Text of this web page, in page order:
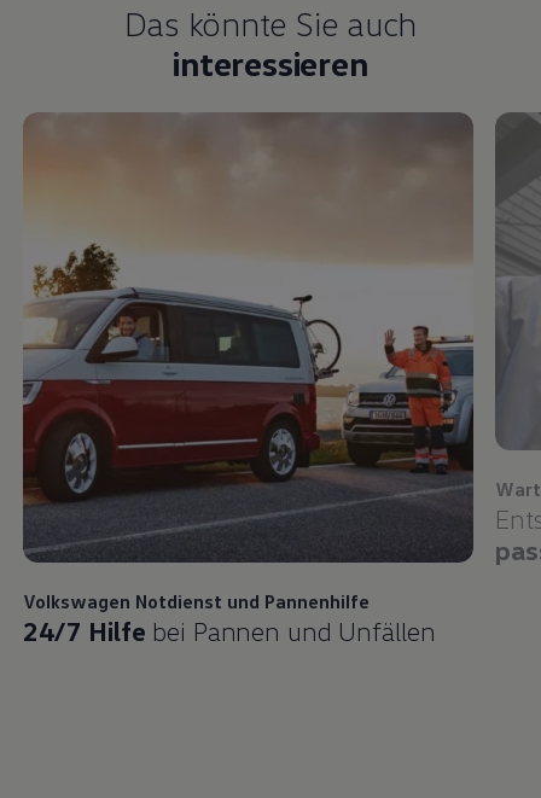
Das könnte Sie auch
interessieren
Volkswagen Notdienst und Pannenhilfe
24/7 Hilfe bei Pannen und Unfällen